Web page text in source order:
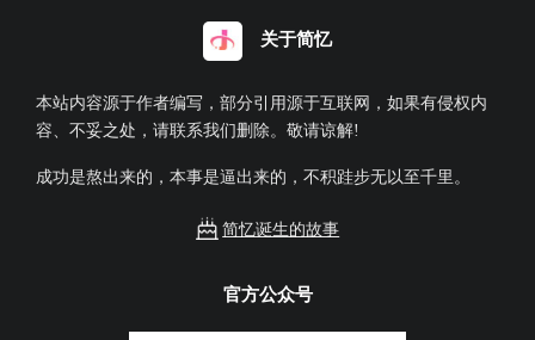
关于简忆
本站内容源于作者编写，部分引用源于互联网，如果有侵权内
容、不妥之处，请联系我们删除。敬请谅解!
成功是熬出来的，本事是逼出来的，不积跬步无以至千里。
简忆诞生的故事
官方公众号